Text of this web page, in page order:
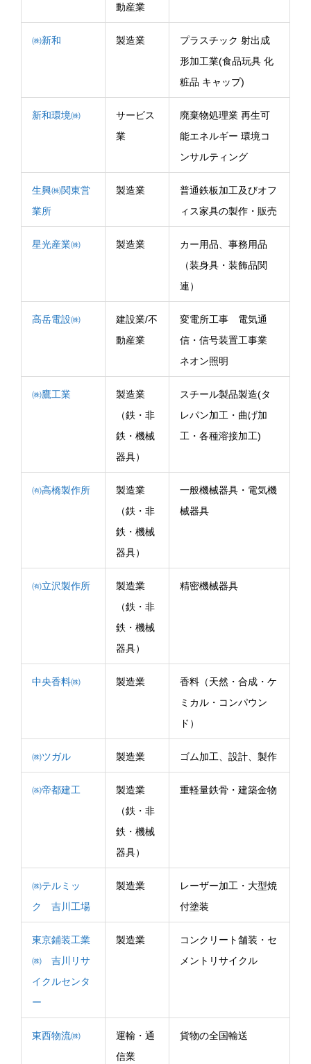
動産業
㈱新和 製造業
プラスチック 射出成
形加工業(食品玩具 化
粧品 キャップ)
新和環境㈱
サービス
業
廃棄物処理業 再生可
能エネルギー 環境コ
ンサルティング
生興㈱関東営
業所
製造業
普通鉄板加工及びオフ
ィス家具の製作・販売
星光産業㈱ 製造業
カー用品、事務用品
（装身具・装飾品関
連）
高岳電設㈱
建設業/不
動産業
変電所工事 電気通
信・信号装置工事業
ネオン照明
㈱鷹工業
製造業
（鉄・非
鉄・機械
器具）
スチール製品製造(タ
レパン加工・曲げ加
工・各種溶接加工)
㈲高橋製作所
製造業
（鉄・非
鉄・機械
器具）
一般機械器具・電気機
械器具
㈲立沢製作所
製造業
（鉄・非
鉄・機械
器具）
精密機械器具
中央香料㈱ 製造業
香料（天然・合成・ケ
ミカル・コンパウン
ド）
㈱ツガル 製造業 ゴム加工、設計、製作
㈱帝都建工
製造業
（鉄・非
鉄・機械
器具）
重軽量鉄骨・建築金物
㈱テルミッ
ク 吉川工場
製造業
レーザー加工・大型焼
付塗装
東京鋪装工業
㈱ 吉川リサ
イクルセンタ
ー
製造業
コンクリート舗装・セ
メントリサイクル
東西物流㈱
運輸・通
信業
貨物の全国輸送